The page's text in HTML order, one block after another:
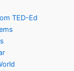
TED-Ed